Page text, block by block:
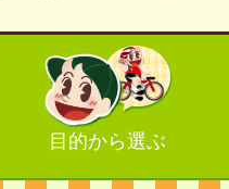
目的から選ぶ